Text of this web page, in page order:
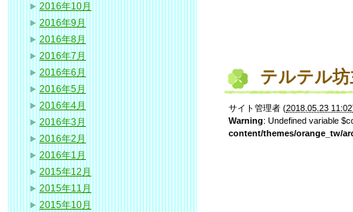
テルテル
サイト管理者 (2018.05.23 11:02
Warning: Undefined variable
content/themes/orange_tw/
2016年10月
2016年9月
2016年8月
2016年7月
2016年6月
2016年5月
2016年4月
2016年3月
2016年2月
2016年1月
2015年12月
2015年11月
2015年10月